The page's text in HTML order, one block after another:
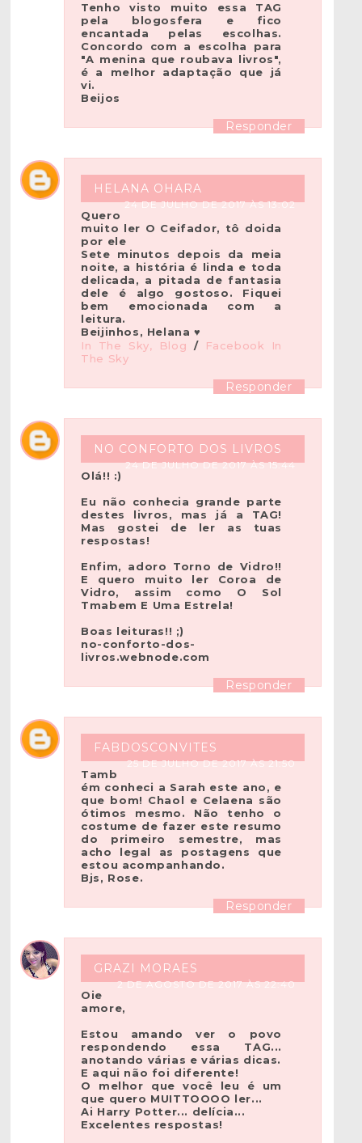
Tenho visto muito essa TAG
pela blogosfera e fico
encantada pelas escolhas.
Concordo com a escolha para
"A menina que roubava livros",
é a melhor adaptação que já
vi.
Beijos
Responder
HELANA OHARA
24 DE JULHO DE 2017 ÀS 13:02
Quero
muito ler O Ceifador, tô doida
por ele
Sete minutos depois da meia
noite, a história é linda e toda
delicada, a pitada de fantasia
dele é algo gostoso. Fiquei
bem emocionada com a
leitura.
Beijinhos, Helana ♥
In The Sky, Blog /
Facebook In
The Sky
Responder
NO CONFORTO DOS LIVROS
24 DE JULHO DE 2017 ÀS 15:44
Olá!! :)
Eu não conhecia grande parte
destes livros, mas já a TAG!
Mas gostei de ler as tuas
respostas!
Enfim, adoro Torno de Vidro!!
E quero muito ler Coroa de
Vidro, assim como O Sol
Tmabem E Uma Estrela!
Boas leituras!! ;)
no-conforto-dos-
livros.webnode.com
Responder
FABDOSCONVITES
25 DE JULHO DE 2017 ÀS 21:50
Tamb
ém conheci a Sarah este ano, e
que bom! Chaol e Celaena são
ótimos mesmo. Não tenho o
costume de fazer este resumo
do primeiro semestre, mas
acho legal as postagens que
estou acompanhando.
Bjs, Rose.
Responder
GRAZI MORAES
2 DE AGOSTO DE 2017 ÀS 22:40
Oie
amore,
Estou amando ver o povo
respondendo essa TAG...
anotando várias e várias dicas.
E aqui não foi diferente!
O melhor que você leu é um
que quero MUITTOOOO ler...
Ai Harry Potter... delícia...
Excelentes respostas!